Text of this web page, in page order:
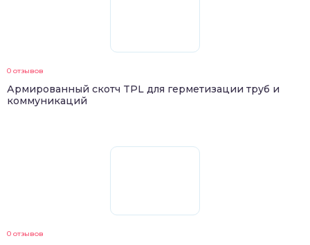
0 отзывов
Армированный скотч TPL для герметизации труб и
коммуникаций
0 отзывов